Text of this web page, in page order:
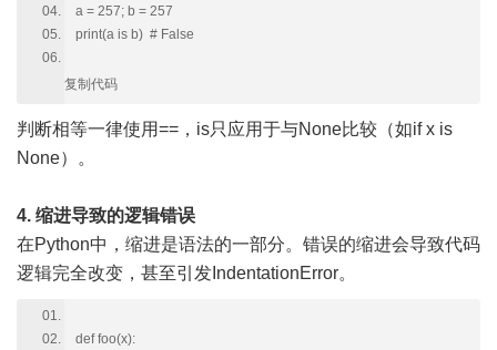
a = 257; b = 257
print(a is b) # False
复制代码
判断相等一律使用==，is只应用于与None比较（如if x is
None）。
4. 缩进导致的逻辑错误
在Python中，缩进是语法的一部分。错误的缩进会导致代码
逻辑完全改变，甚至引发IndentationError。
def foo(x):